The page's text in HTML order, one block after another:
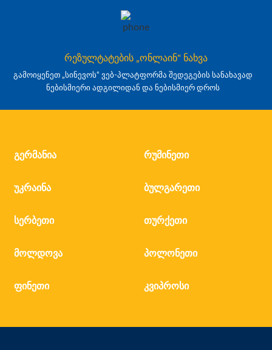
რეზულტატების „ონლაინ" ნახვა
გამოიყენეთ „სინევოს“ ვებ-პლატფორმა შედეგების სანახავად
ნებისმიერი ადგილიდან და ნებისმიერ დროს
გერმანია რუმინეთი
უკრაინა ბულგარეთი
სერბეთი თურქეთი
მოლდოვა პოლონეთი
ფინეთი კვიპროსი